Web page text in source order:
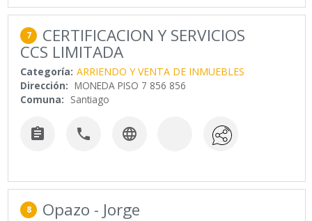
7 CERTIFICACION Y SERVICIOS
CCS LIMITADA
Categoría: ARRIENDO Y VENTA DE INMUEBLES
Dirección: MONEDA PISO 7 856 856
Comuna: Santiago
  
8 Opazo - Jorge